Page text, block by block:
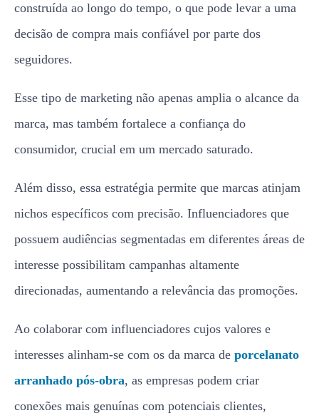
construída ao longo do tempo, o que pode levar a uma
decisão de compra mais confiável por parte dos
seguidores.
Esse tipo de marketing não apenas amplia o alcance da
marca, mas também fortalece a confiança do
consumidor, crucial em um mercado saturado.
Além disso, essa estratégia permite que marcas atinjam
nichos específicos com precisão. Influenciadores que
possuem audiências segmentadas em diferentes áreas de
interesse possibilitam campanhas altamente
direcionadas, aumentando a relevância das promoções.
Ao colaborar com influenciadores cujos valores e
interesses alinham-se com os da marca de porcelanato
arranhado pós-obra, as empresas podem criar
conexões mais genuínas com potenciais clientes,